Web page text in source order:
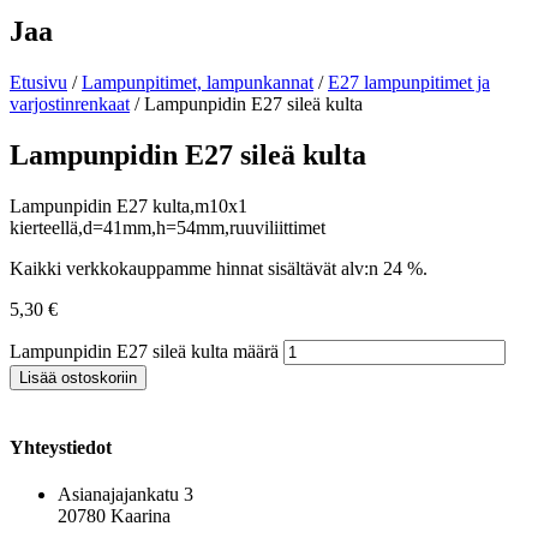
Jaa
Etusivu /Lampunpitimet, lampunkannat /E27 lampunpitimet ja
varjostinrenkaat / Lampunpidin E27 sileä kulta
Lampunpidin E27 sileä kulta
Lampunpidin E27 kulta,m10x1
kierteellä,d=41mm,h=54mm,ruuviliittimet
Kaikki verkkokauppamme hinnat sisältävät alv:n 24 %.
5,30 €
Lampunpidin E27 sileä kulta määrä
Lisää ostoskoriin
Yhteystiedot
Asianajajankatu 3
20780 Kaarina